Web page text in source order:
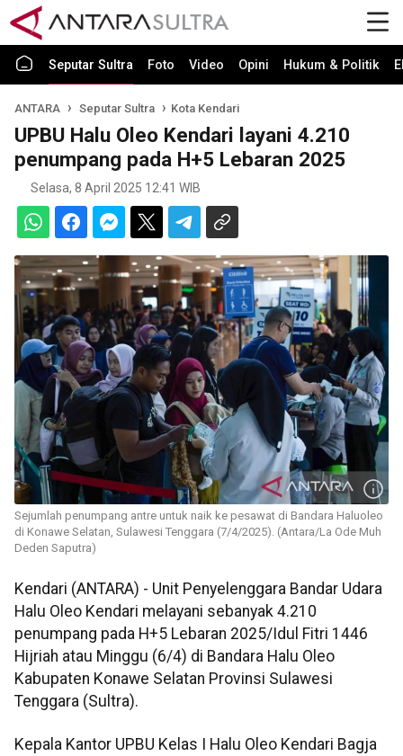
Seputar Sultra Foto Video Opini Hukum & Politik
ANTARA Seputar Sultra Kota Kendari
UPBU Halu Oleo Kendari layani 4.210
penumpang pada H+5 Lebaran 2025
Selasa, 8 April 2025 12:41 WIB
Sejumlah penumpang antre untuk naik ke pesawat di Bandara Haluoleo
di Konawe Selatan, Sulawesi Tenggara (7/4/2025). (Antara/La Ode Muh
Deden Saputra)
Kendari (ANTARA) - Unit Penyelenggara Bandar Udara
Halu Oleo Kendari melayani sebanyak 4.210
penumpang pada H+5 Lebaran 2025/Idul Fitri 1446
Hijriah atau Minggu (6/4) di Bandara Halu Oleo
Kabupaten Konawe Selatan Provinsi Sulawesi
Tenggara (Sultra).
Kepala Kantor UPBU Kelas I Halu Oleo Kendari Bagja